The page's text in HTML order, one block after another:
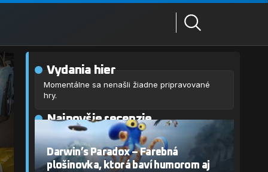
Vydania hier
Momentálne sa nenašli žiadne pripravované
hry.
Najnovšie recenzie
Darwin’s Paradox – Farebná
plošinovka, ktorá baví humorom aj